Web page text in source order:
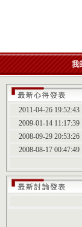
我
2011-04-26 19:52:43
2009-01-14 11:17:39
2008-09-29 20:53:26
2008-08-17 00:47:49